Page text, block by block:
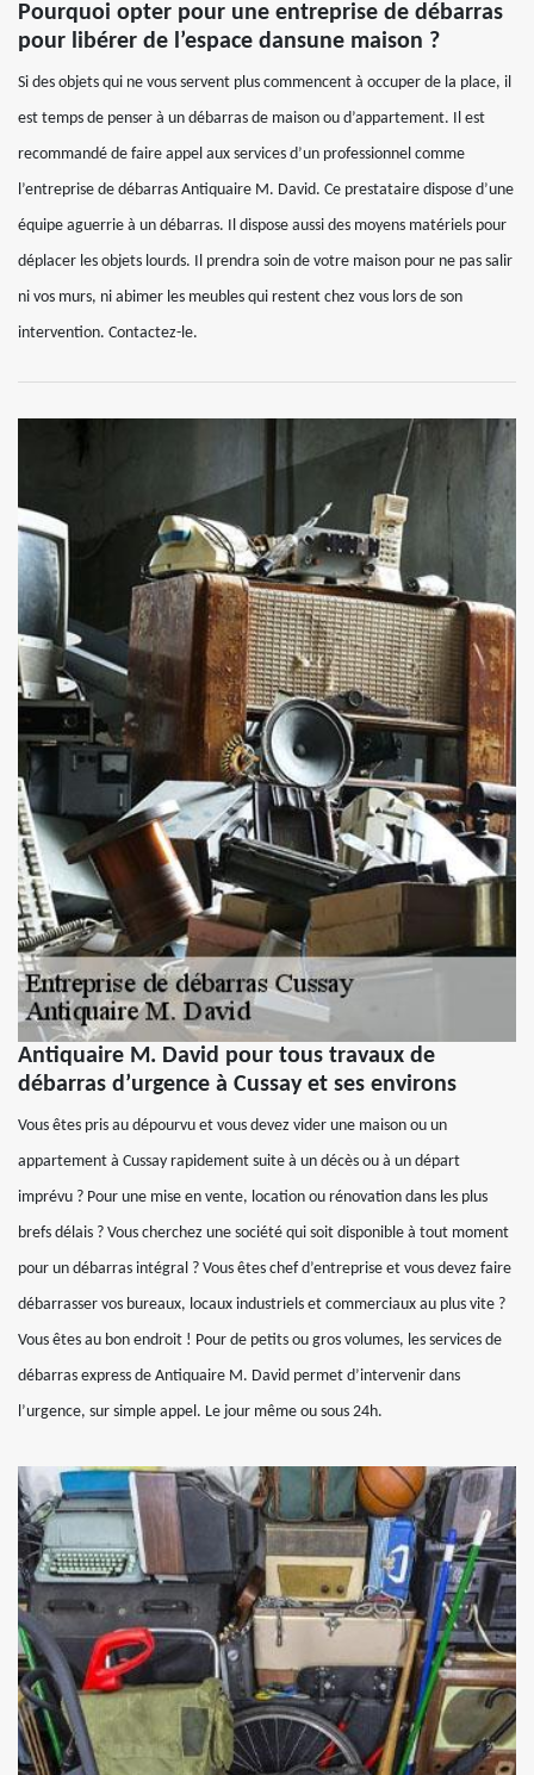
Pourquoi opter pour une entreprise de débarras
pour libérer de l’espace dansune maison ?
Si des objets qui ne vous servent plus commencent à occuper de la place, il
est temps de penser à un débarras de maison ou d’appartement. Il est
recommandé de faire appel aux services d’un professionnel comme
l’entreprise de débarras Antiquaire M. David. Ce prestataire dispose d’une
équipe aguerrie à un débarras. Il dispose aussi des moyens matériels pour
déplacer les objets lourds. Il prendra soin de votre maison pour ne pas salir
ni vos murs, ni abimer les meubles qui restent chez vous lors de son
intervention. Contactez-le.
Antiquaire M. David pour tous travaux de
débarras d’urgence à Cussay et ses environs
Vous êtes pris au dépourvu et vous devez vider une maison ou un
appartement à Cussay rapidement suite à un décès ou à un départ
imprévu ? Pour une mise en vente, location ou rénovation dans les plus
brefs délais ? Vous cherchez une société qui soit disponible à tout moment
pour un débarras intégral ? Vous êtes chef d’entreprise et vous devez faire
débarrasser vos bureaux, locaux industriels et commerciaux au plus vite ?
Vous êtes au bon endroit ! Pour de petits ou gros volumes, les services de
débarras express de Antiquaire M. David permet d’intervenir dans
l’urgence, sur simple appel. Le jour même ou sous 24h.